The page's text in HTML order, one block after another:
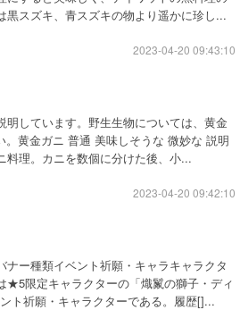
黒スズキ、青スズキの物より遥かに珍し...
2023-04-20 09:43:10
明しています。野生生物については、黄金
。黄金ガニ 普通 美味しそうな 微妙な 説明
料理。カニを数個に分けた後、小...
2023-04-20 09:42:10
ー種類イベント祈願・キャラキャラクタ
★5限定キャラクターの「熾鬣の獅子・ディ
ト祈願・キャラクターである。履歴[]...